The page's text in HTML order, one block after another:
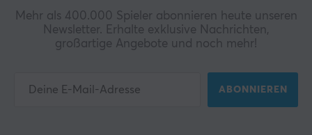
Mehr als 400.000 Spieler abonnieren heute unseren
Newsletter. Erhalte exklusive Nachrichten,
großartige Angebote und noch mehr!
ABONNIEREN